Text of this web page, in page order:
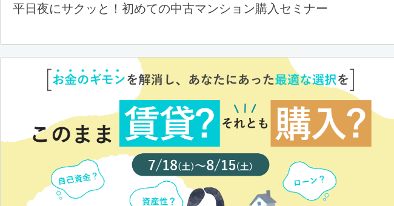
平日夜にサクッと！初めての中古マンション購入セミナー